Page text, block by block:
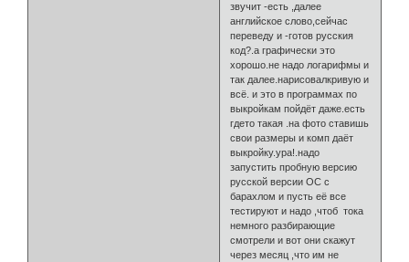
звучит -есть ,далее
английское слово,сейчас
переведу и -готов русския
код?.а графически это
хорошо.не надо логарифмы и
так далее.нарисовалкривую и
всё. и это в программах по
выкройкам пойдёт даже.есть
гдето такая .на фото ставишь
свои размеры и комп даёт
выкройку.ура!.надо
запустить пробную версию
русской версии ОС с
барахлом и пусть её все
тестируют и надо ,чтоб тока
немного разбирающие
смотрели и вот они скажут
через месяц ,что им не